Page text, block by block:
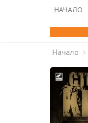
НАЧАЛО
Начало